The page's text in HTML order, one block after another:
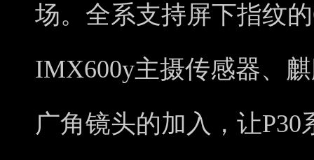
场。全系支持屏下指纹
IMX600y主摄传感器、
广角镜头的加入，让